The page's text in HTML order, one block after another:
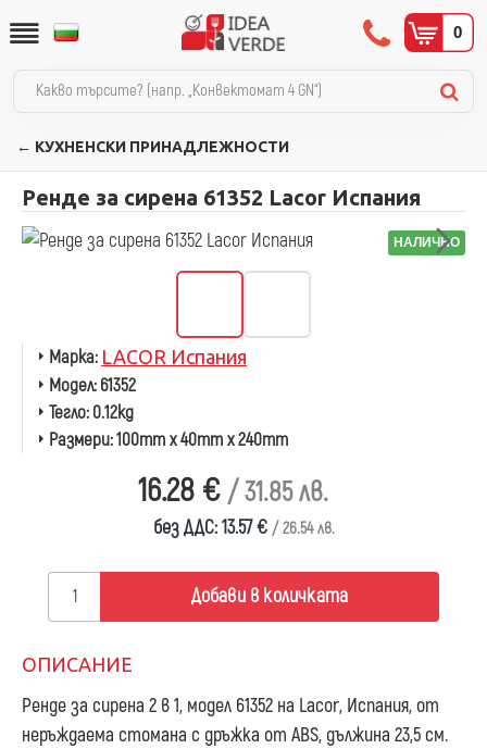
0
← КУХНЕНСКИ ПРИНАДЛЕЖНОСТИ
Ренде за сирена 61352 Lacor Испания
НАЛИЧНО
16.28 € / 31.85 лв.
без ДДС: 13.57 € / 26.54 лв.
Марка: LACOR Испания
Модел:61352
Тегло:0.12kg
Размери:100mm x 40mm x 240mm
Добави в количката
ОПИСАНИЕ
Ренде за сирена 2 в 1, модел 61352 на Lacor, Испания, от
неръждаема стомана с дръжка от ABS, дължина 23,5 см.